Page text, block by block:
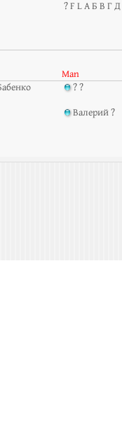
? F L А Б В Г Д
Man
? ?
Валерий ?